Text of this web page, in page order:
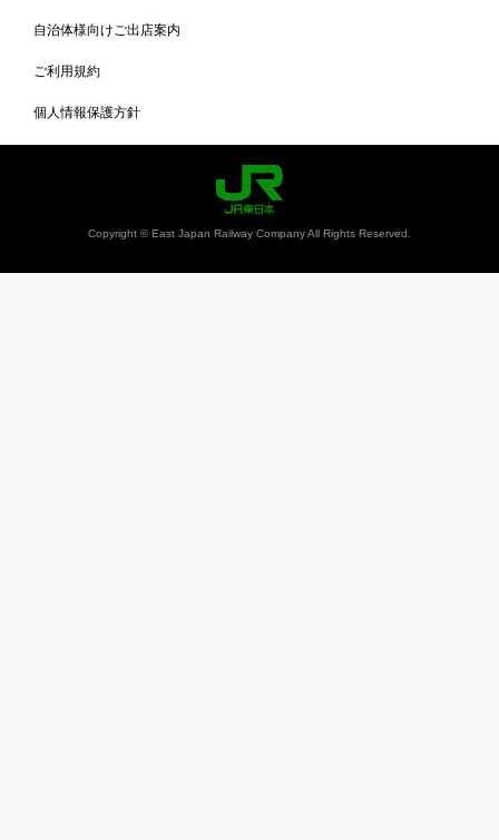
自治体様向けご出店案内
ご利用規約
個人情報保護方針
Copyright © East Japan Railway Company All Rights Reserved.